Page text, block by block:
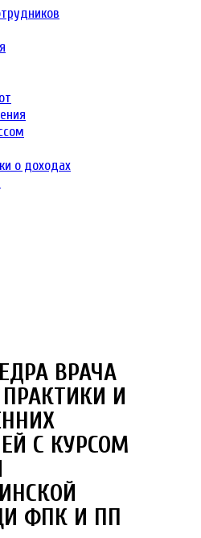
о доходах
ВРАЧА
И
С КУРСОМ
ФПК И ПП